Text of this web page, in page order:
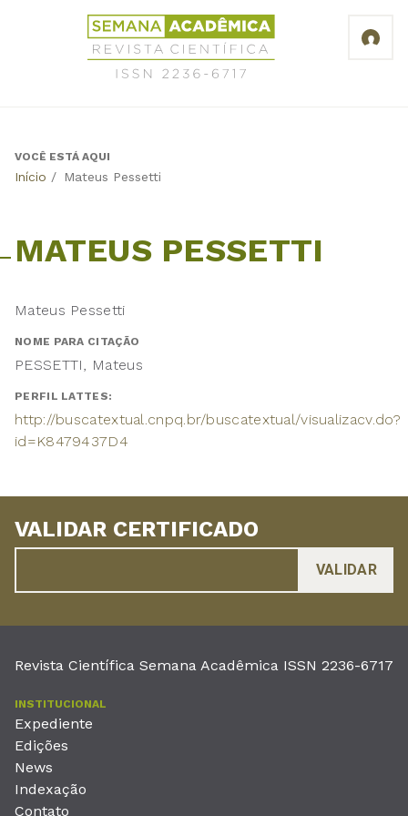
Revista
Científica
Semana
6717
Back
VOCÊ ESTÁ AQUI
Início / Mateus Pessetti
MATEUS PESSETTI
Mateus Pessetti
NOME PARA CITAÇÃO
PESSETTI, Mateus
PERFIL LATTES:
http://buscatextual.cnpq.br/buscatextual/visualizacv.do?
id=K8479437D4
VALIDAR CERTIFICADO
Revista Científica Semana Acadêmica ISSN 2236-6717
INSTITUCIONAL
Expediente
Edições
News
Indexação
Contato